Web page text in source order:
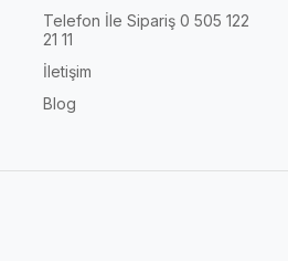
Telefon İle Sipariş 0 505 122
21 11
İletişim
Blog